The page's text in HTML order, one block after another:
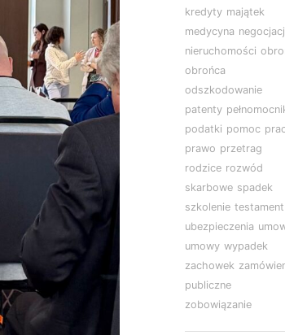
kredyty majątek
medycyna
nieruchomości
obrońca
odszkodowanie
patenty
podatki pomoc
prawo przetrag
rodzice rozwód
skarbowe spadek
szkolenie testament
ubezpieczenia
umowy wypadek
zachowek
publiczne
zobowiązanie